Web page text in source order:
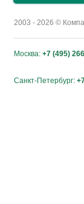
2003 - 2026 ©
Москва: +7 (495)
Санкт-Петербург: